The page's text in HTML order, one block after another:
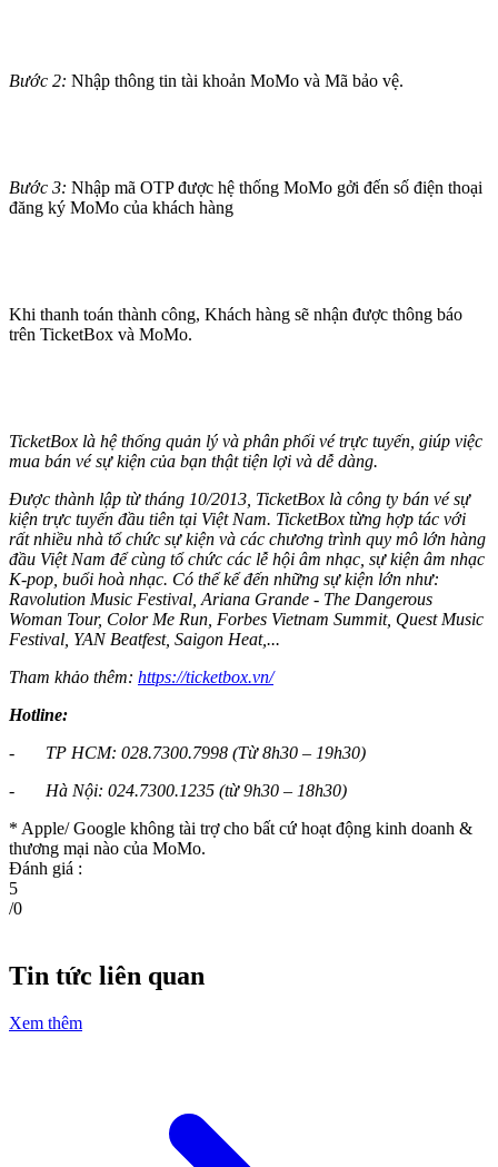
Bước 2: Nhập thông tin tài khoản MoMo và Mã bảo vệ.
Bước 3: Nhập mã OTP được hệ thống MoMo gởi đến số điện thoại
đăng ký MoMo của khách hàng
Khi thanh toán thành công, Khách hàng sẽ nhận được thông báo
trên TicketBox và MoMo.
TicketBox là hệ thống quản lý và phân phối vé trực tuyến, giúp việc
mua bán vé sự kiện của bạn thật tiện lợi và dễ dàng.
Được thành lập từ tháng 10/2013, TicketBox là công ty bán vé sự
kiện trực tuyến đầu tiên tại Việt Nam. TicketBox từng hợp tác với
rất nhiều nhà tổ chức sự kiện và các chương trình quy mô lớn hàng
đầu Việt Nam để cùng tổ chức các lễ hội âm nhạc, sự kiện âm nhạc
K-pop, buổi hoà nhạc. Có thể kể đến những sự kiện lớn như:
Ravolution Music Festival, Ariana Grande - The Dangerous
Woman Tour, Color Me Run, Forbes Vietnam Summit, Quest Music
Festival, YAN Beatfest, Saigon Heat,...
Tham khảo thêm: https://ticketbox.vn/
Hotline:
- TP HCM: 028.7300.7998 (Từ 8h30 – 19h30)
- Hà Nội: 024.7300.1235 (từ 9h30 – 18h30)
* Apple/ Google không tài trợ cho bất cứ hoạt động kinh doanh &
thương mại nào của MoMo.
Đánh giá :
5
/0
Tin tức liên quan
Xem thêm